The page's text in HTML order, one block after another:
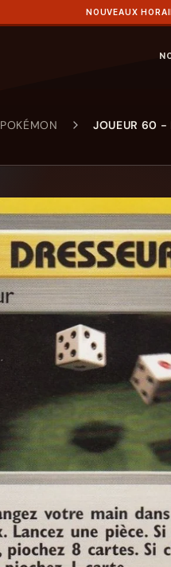
NOUVEAUX
POKÉMON JOUEUR 60 -